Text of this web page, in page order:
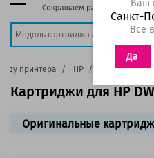
Ваш
Санкт-
Все
Да
принтера HP Струйные
Картриджи для HP
Оригинальные